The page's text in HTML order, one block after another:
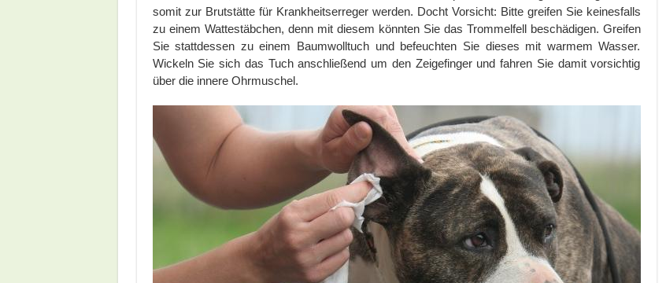
somit zur Brutstätte für Krankheitserreger werden. Docht Vorsicht: Bitte greifen Sie keinesfalls
zu einem Wattestäbchen, denn mit diesem könnten Sie das Trommelfell beschädigen. Greifen
Sie stattdessen zu einem Baumwolltuch und befeuchten Sie dieses mit warmem Wasser.
Wickeln Sie sich das Tuch anschließend um den Zeigefinger und fahren Sie damit vorsichtig
über die innere Ohrmuschel.